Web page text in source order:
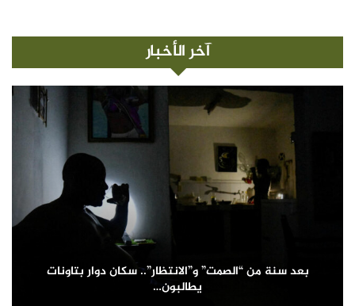
آخر الأخبار
بعد سنة من “الصمت” و”الانتظار”.. سكان دوار بتاونات
يطالبون…